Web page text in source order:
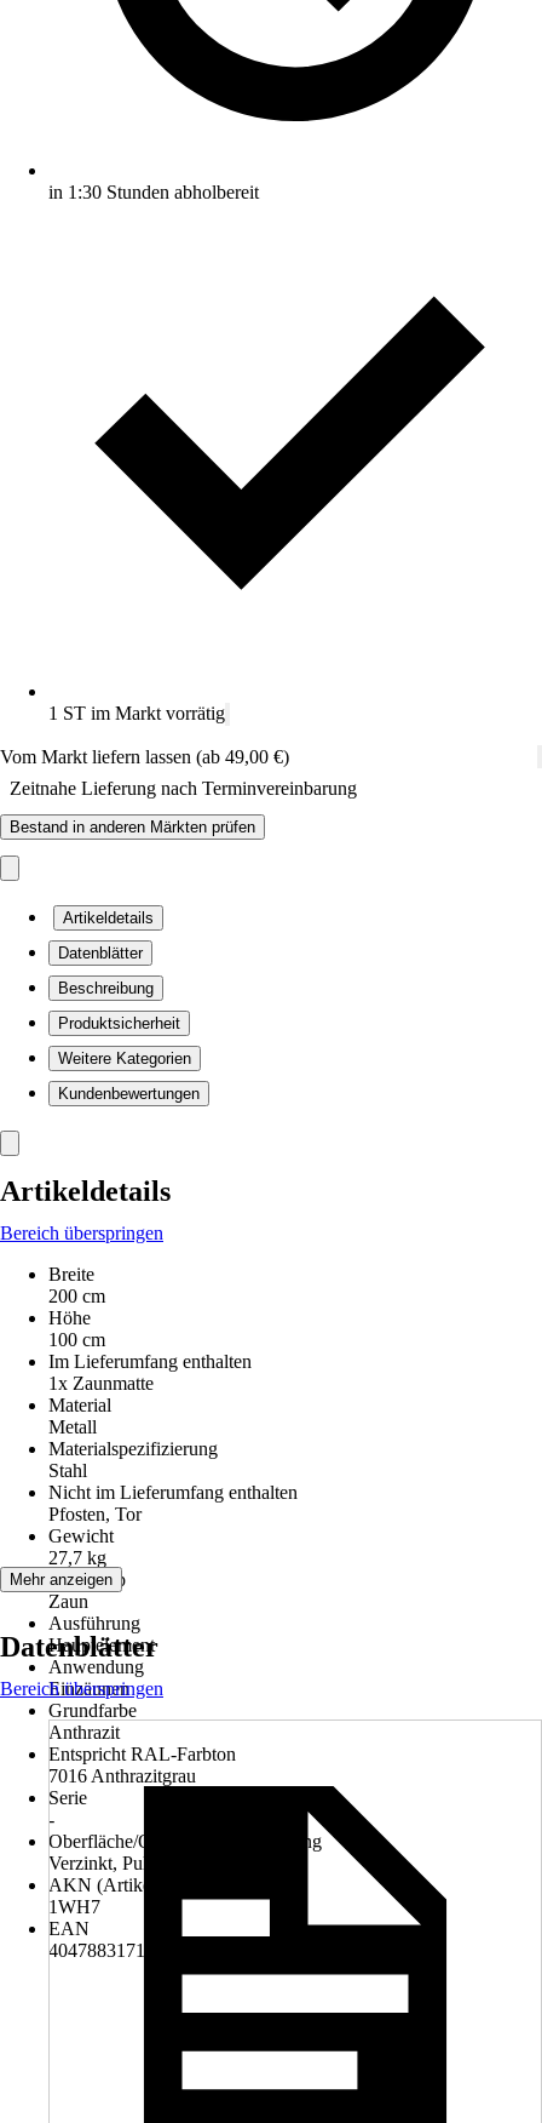
in 1:30 Stunden abholbereit
1 ST im Markt vorrätig
Vom Markt liefern lassen (ab 49,00 €)
Zeitnahe Lieferung nach Terminvereinbarung
Bestand in anderen Märkten prüfen
Artikeldetails
Datenblätter
Beschreibung
Produktsicherheit
Weitere Kategorien
Kundenbewertungen
Artikeldetails
Bereich überspringen
Breite
200 cm
Höhe
100 cm
Im Lieferumfang enthalten
1x Zaunmatte
Material
Metall
Materialspezifizierung
Stahl
Nicht im Lieferumfang enthalten
Pfosten, Tor
Gewicht
27,7 kg
Artikeltyp
Zaun
Ausführung
Hauptelement
Anwendung
Einzäunen
Grundfarbe
Anthrazit
Entspricht RAL-Farbton
7016 Anthrazitgrau
Serie
-
Oberfläche/Oberflächenbehandlung
Verzinkt, Pulverbeschichtet
AKN (Artikelkurznummer)
1WH7
EAN
4047883171782
Mehr anzeigen
Datenblätter
Bereich überspringen